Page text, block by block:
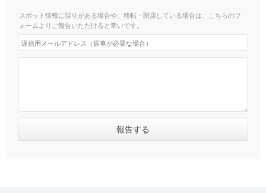
スポット情報に誤りがある場合や、移転・閉店している場合は、こちらのフ
ォームよりご報告いただけると幸いです。